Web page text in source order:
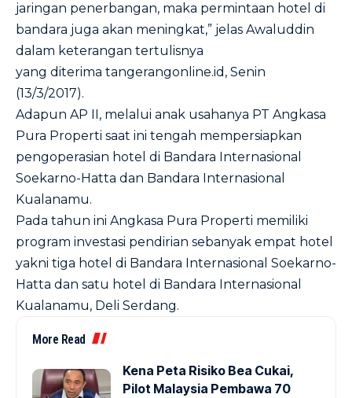
jaringan penerbangan, maka permintaan hotel di
bandara juga akan meningkat,” jelas Awaluddin
dalam keterangan tertulisnya
yang diterima tangerangonline.id, Senin
(13/3/2017).
Adapun AP II, melalui anak usahanya PT Angkasa
Pura Properti saat ini tengah mempersiapkan
pengoperasian hotel di Bandara Internasional
Soekarno-Hatta dan Bandara Internasional
Kualanamu.
Pada tahun ini Angkasa Pura Properti memiliki
program investasi pendirian sebanyak empat hotel
yakni tiga hotel di Bandara Internasional Soekarno-
Hatta dan satu hotel di Bandara Internasional
Kualanamu, Deli Serdang.
More Read
Kena Peta Risiko Bea Cukai,
Pilot Malaysia Pembawa 70